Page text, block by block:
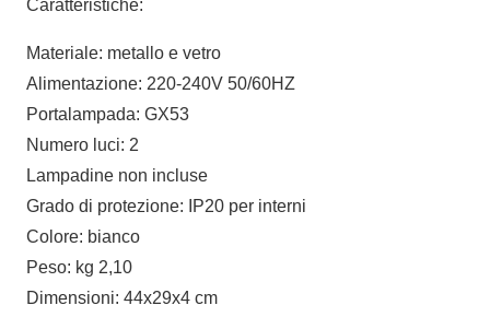
Caratteristiche:
Materiale: metallo e vetro
Alimentazione: 220-240V 50/60HZ
Portalampada: GX53
Numero luci: 2
Lampadine non incluse
Grado di protezione: IP20 per interni
Colore: bianco
Peso: kg 2,10
Dimensioni: 44x29x4 cm